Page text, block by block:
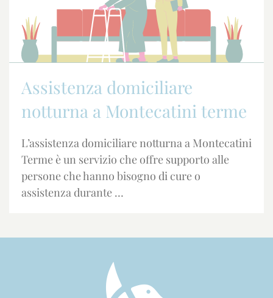
Assistenza domiciliare
notturna a Montecatini terme
L’assistenza domiciliare notturna a Montecatini
Terme è un servizio che offre supporto alle
persone che hanno bisogno di cure o
assistenza durante …